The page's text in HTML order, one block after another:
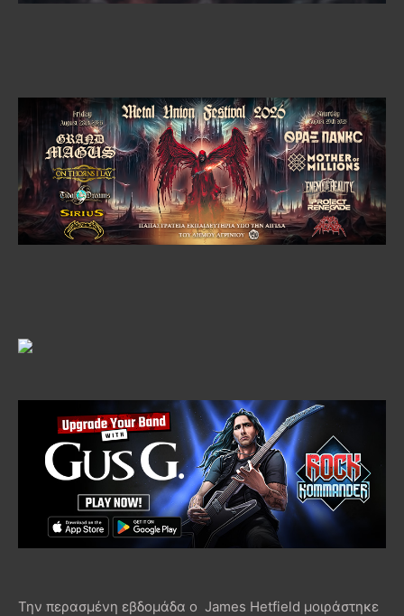
Την περασμένη εβδομάδα ο James Hetfield μοιράστηκε